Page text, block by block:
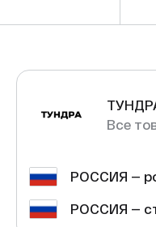
Все
РОССИЯ —
РОССИЯ —